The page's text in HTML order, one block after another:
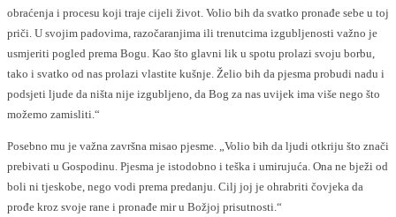
obraćenja i procesu koji traje cijeli život. Volio bih da svatko pronađe sebe u toj
priči. U svojim padovima, razočaranjima ili trenutcima izgubljenosti važno je
usmjeriti pogled prema Bogu. Kao što glavni lik u spotu prolazi svoju borbu,
tako i svatko od nas prolazi vlastite kušnje. Želio bih da pjesma probudi nadu i
podsjeti ljude da ništa nije izgubljeno, da Bog za nas uvijek ima više nego što
možemo zamisliti.“
Posebno mu je važna završna misao pjesme. „Volio bih da ljudi otkriju što znači
prebivati u Gospodinu. Pjesma je istodobno i teška i umirujuća. Ona ne bježi od
boli ni tjeskobe, nego vodi prema predanju. Cilj joj je ohrabriti čovjeka da
prođe kroz svoje rane i pronađe mir u Božjoj prisutnosti.“